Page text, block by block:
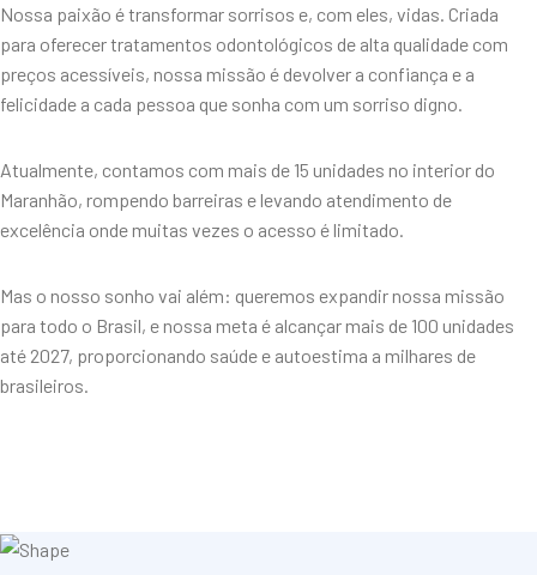
Nossa paixão é transformar sorrisos e, com eles, vidas. Criada
para oferecer tratamentos odontológicos de alta qualidade com
preços acessíveis, nossa missão é devolver a confiança e a
felicidade a cada pessoa que sonha com um sorriso digno.
Atualmente, contamos com mais de 15 unidades no interior do
Maranhão, rompendo barreiras e levando atendimento de
excelência onde muitas vezes o acesso é limitado.
Mas o nosso sonho vai além: queremos expandir nossa missão
para todo o Brasil, e nossa meta é alcançar mais de 100 unidades
até 2027, proporcionando saúde e autoestima a milhares de
brasileiros.